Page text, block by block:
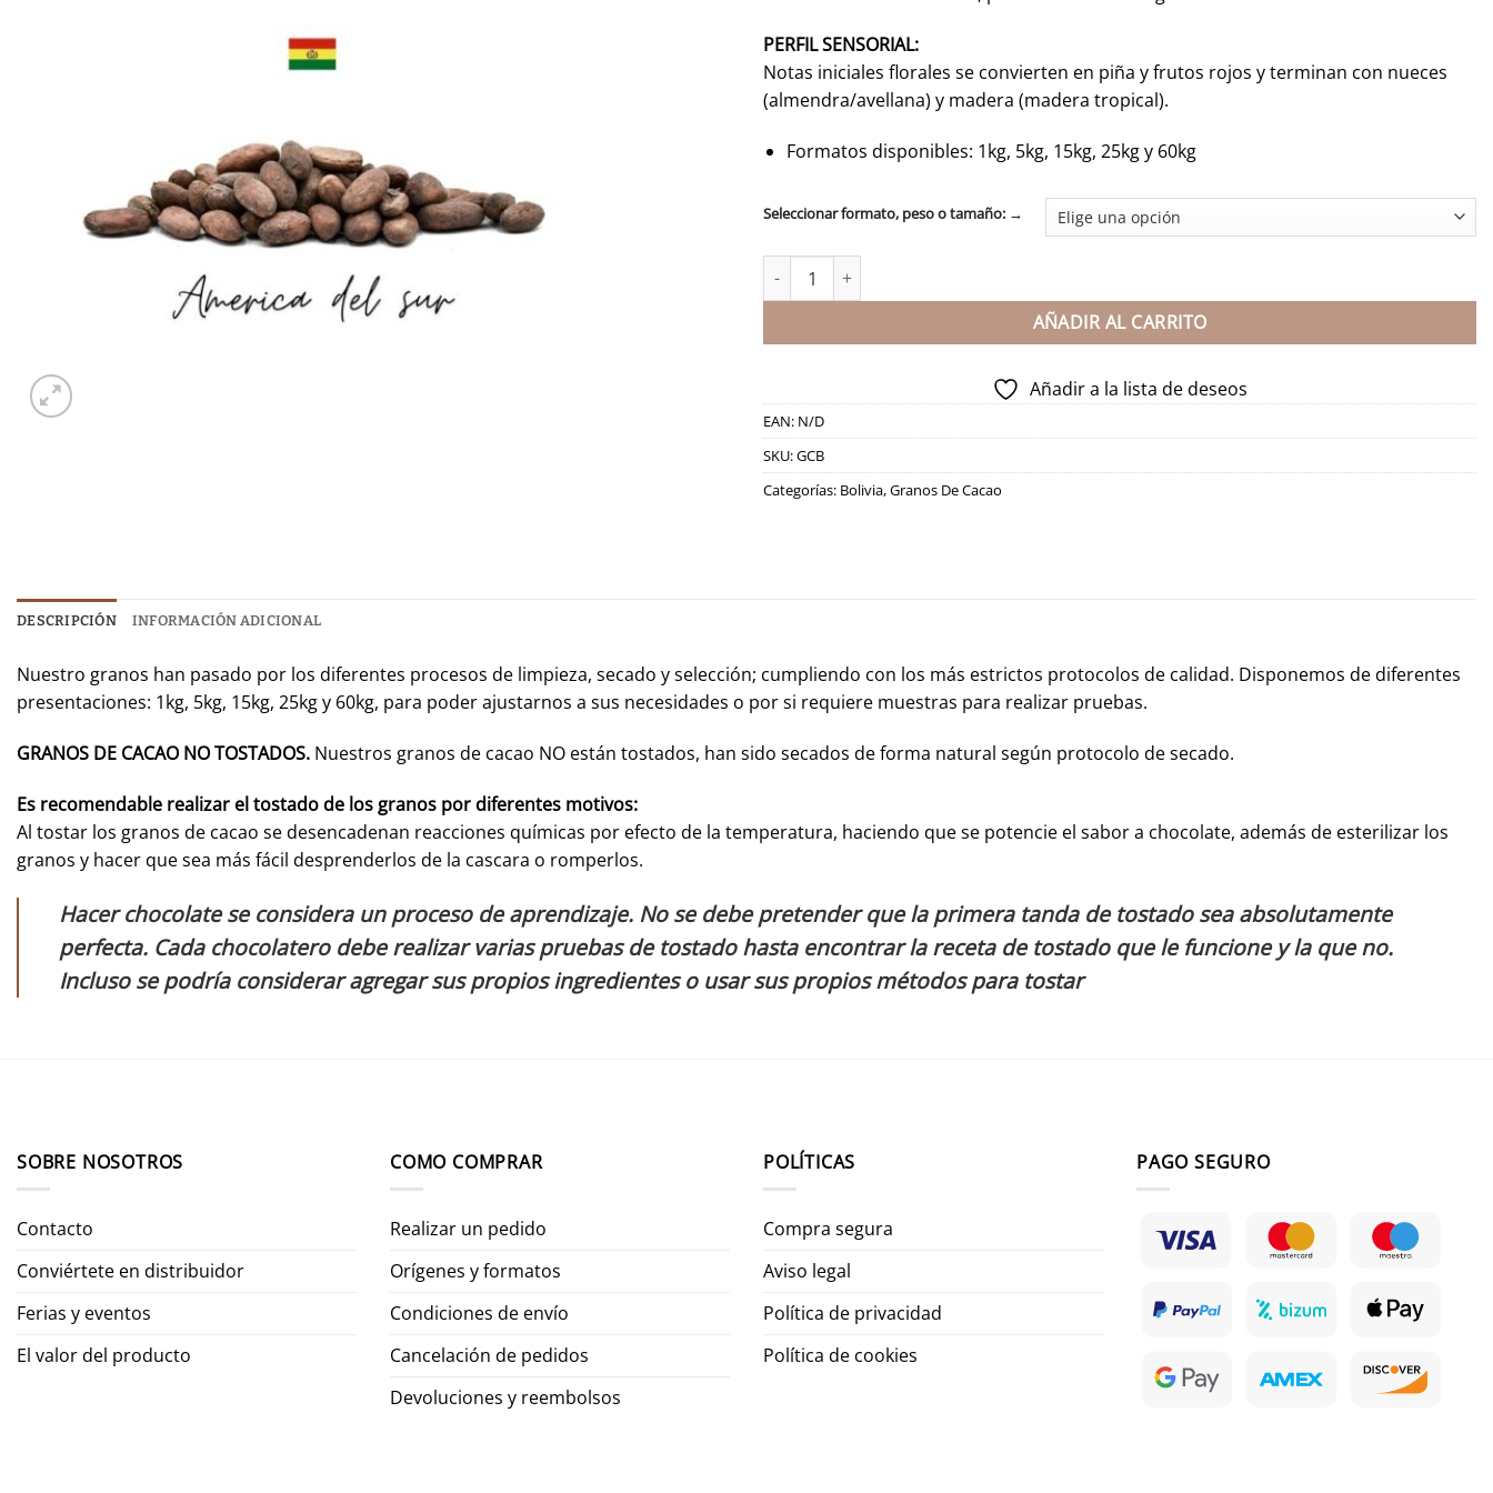
hasta
894,30€
PERFIL SENSORIAL:
Notas iniciales florales se convierten en piña y frutos rojos y terminan con nueces
(almendra/avellana) y madera (madera tropical).
Formatos disponibles: 1kg, 5kg, 15kg, 25kg y 60kg
Seleccionar formato, peso o tamaño: →
Granos de Cacao - Bolivia cantidad
AÑADIR AL CARRITO
Añadir a la lista de deseos
EAN: N/D
SKU:GCB
Categorías: Bolivia,Granos De Cacao
DESCRIPCIÓN INFORMACIÓN ADICIONAL
Nuestro granos han pasado por los diferentes procesos de limpieza, secado y selección; cumpliendo con los más estrictos protocolos de calidad. Disponemos de diferentes
presentaciones: 1kg, 5kg, 15kg, 25kg y 60kg, para poder ajustarnos a sus necesidades o por si requiere muestras para realizar pruebas.
GRANOS DE CACAO NO TOSTADOS. Nuestros granos de cacao NO están tostados, han sido secados de forma natural según protocolo de secado.
Es recomendable realizar el tostado de los granos por diferentes motivos:
Al tostar los granos de cacao se desencadenan reacciones químicas por efecto de la temperatura, haciendo que se potencie el sabor a chocolate, además de esterilizar los
granos y hacer que sea más fácil desprenderlos de la cascara o romperlos.
Hacer chocolate se considera un proceso de aprendizaje. No se debe pretender que la primera tanda de tostado sea absolutamente
perfecta. Cada chocolatero debe realizar varias pruebas de tostado hasta encontrar la receta de tostado que le funcione y la que no.
Incluso se podría considerar agregar sus propios ingredientes o usar sus propios métodos para tostar
SOBRE NOSOTROS
Contacto
Conviértete en distribuidor
Ferias y eventos
El valor del producto
COMO COMPRAR
Realizar un pedido
Orígenes y formatos
Condiciones de envío
Cancelación de pedidos
Devoluciones y reembolsos
POLÍTICAS
Compra segura
Aviso legal
Política de privacidad
Política de cookies
PAGO SEGURO